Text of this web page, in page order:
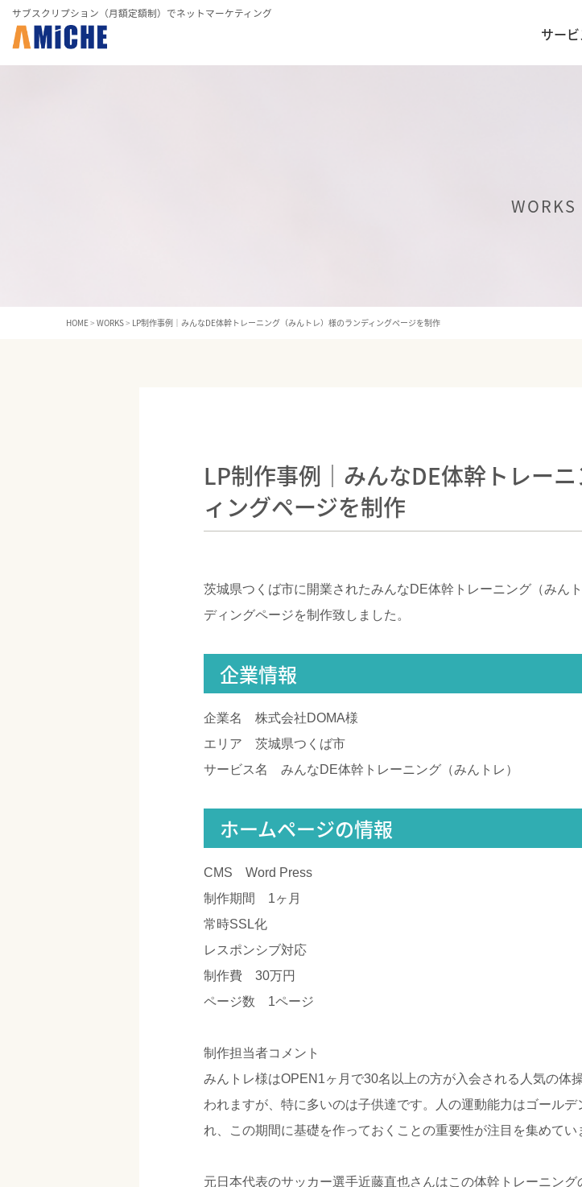
サブスクリプション（月額定額制）でネットマーケティング
サー
WORKS
HOME>WORKS> LP制作事例｜みんなDE体幹トレーニング（みんトレ）様のランディングページを制作
LP制作事例｜みんなDE体幹トレー
ィングページを制作
茨城県つくば市に開業されたみんなDE体幹トレーニング（みん
ディングページを制作致しました。
企業情報
企業名 株式会社DOMA様
エリア 茨城県つくば市
サービス名 みんなDE体幹トレーニング（みんトレ）
ホームページの情報
CMS Word Press
制作期間 1ヶ月
常時SSL化
レスポンシブ対応
制作費 30万円
ページ数 1ページ
制作担当者コメント
みんトレ様はOPEN1ヶ月で30名以上の方が入会される人気の体
われますが、特に多いのは子供達です。人の運動能力はゴール
れ、この期間に基礎を作っておくことの重要性が注目を集めてい
元日本代表のサッカー選手近藤直也さんはこの体幹トレーニン